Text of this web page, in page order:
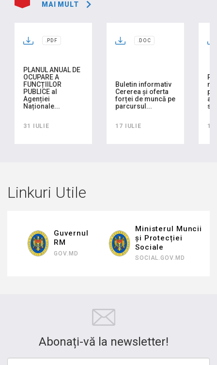
MAI MULT
.PDF
PLANUL ANUAL DE
OCUPARE A
FUNCȚIILOR
PUBLICE al
Agenției
Naționale...
31 IULIE
.DOC
Buletin informativ
Cererea și oferta
forței de muncă pe
parcursul...
17 IULIE 16
Linkuri Utile
Guvernul
RM
GOV.MD
Ministerul Muncii
și Protecției
Sociale
SOCIAL.GOV.MD
Abonați-vă la newsletter!